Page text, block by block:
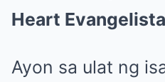
Heart
Ayon sa ulat ng